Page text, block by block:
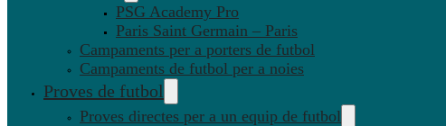
PSG Academy Pro
Paris Saint Germain – Paris
Campaments per a porters de futbol
Campaments de futbol per a noies
Proves de futbol
Proves directes per a un equip de futbol